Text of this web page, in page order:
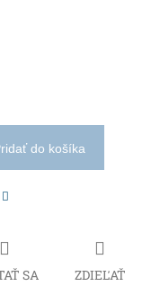
do košíka
SA ZDIEĽAŤ